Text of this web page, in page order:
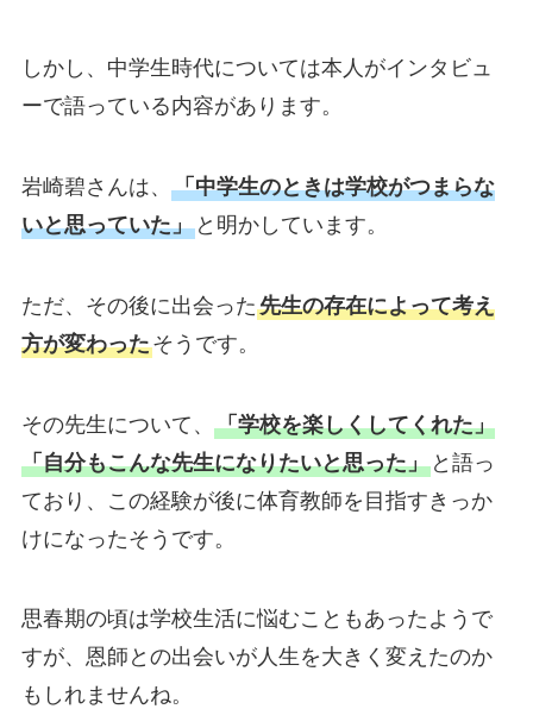
しかし、中学生時代については本人がインタビュ
ーで語っている内容があります。
岩崎碧さんは、 「中学生のときは学校がつまらな
いと思っていた」と明かしています。
ただ、その後に出会った先生の存在によって考え
方が変わったそうです。
その先生について、 「学校を楽しくしてくれた」
「自分もこんな先生になりたいと思った」と語っ
ており、この経験が後に体育教師を目指すきっか
けになったそうです。
思春期の頃は学校生活に悩むこともあったようで
すが、恩師との出会いが人生を大きく変えたのか
もしれませんね。